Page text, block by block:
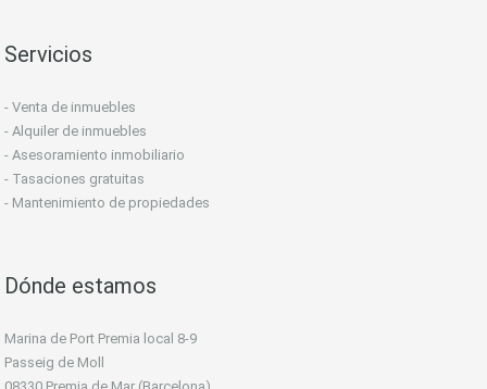
Servicios
- Venta de inmuebles
- Alquiler de inmuebles
- Asesoramiento inmobiliario
- Tasaciones gratuitas
- Mantenimiento de propiedades
Dónde estamos
Marina de Port Premia local 8-9
Passeig de Moll